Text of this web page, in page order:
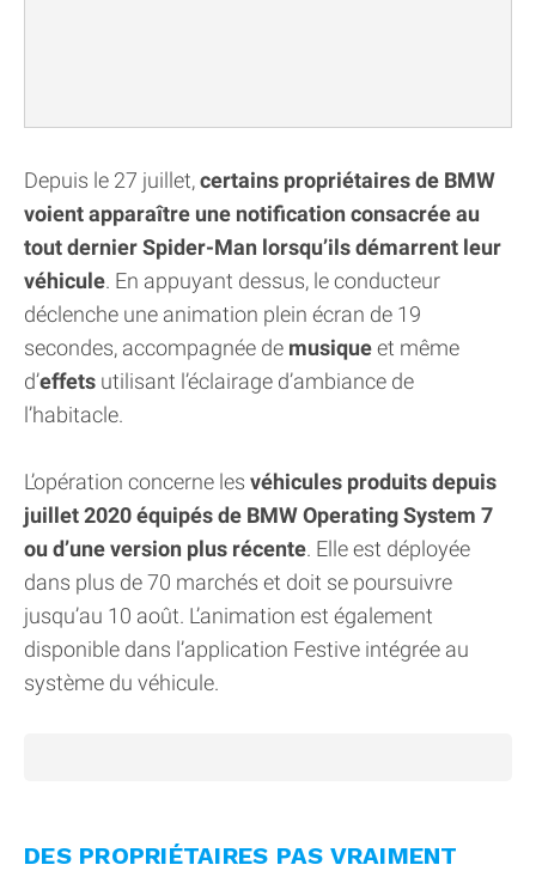
Depuis le 27 juillet,certains propriétaires de BMW
voient apparaître une notification consacrée au
tout dernier Spider-Man lorsqu’ils démarrent leur
véhicule. En appuyant dessus, le conducteur
déclenche une animation plein écran de 19
secondes, accompagnée de musiqueet même
d’effets utilisant l’éclairage d’ambiance de
l’habitacle.
L’opération concerne les véhicules produits depuis
juillet 2020 équipés de BMW Operating System 7
ou d’une version plus récente. Elle est déployée
dans plus de 70 marchés et doit se poursuivre
jusqu’au 10 août. L’animation est également
disponible dans l’application Festive intégrée au
système du véhicule.
DES PROPRIÉTAIRES PAS VRAIMENT